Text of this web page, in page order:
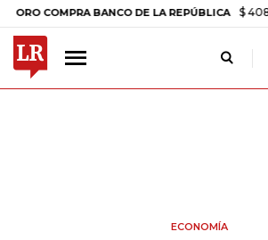
BANCO DE LA REPÚBLICA $ 408.498,97
ECONOMÍA